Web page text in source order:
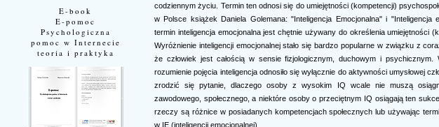
E-book
E-pomoc
Psychologiczna
pomoc w Internecie
teoria i praktyka
codziennym życiu. Termin ten odnosi się do umiejętności (kompetencji)
w Polsce książek Daniela Golemana: "Inteligencja Emocjonalna" i "Inteligencja
termin inteligencja emocjonalna jest chętnie używany do określenia umiejętności
Wyróżnienie inteligencji emocjonalnej stało się bardzo popularne w związku z
że człowiek jest całością w sensie fizjologicznym, duchowym i psychicznym.
rozumienie pojęcia inteligencja odnosiło się wyłącznie do aktywności umysłowej
zrodzić się pytanie, dlaczego osoby z wysokim IQ wcale nie muszą
zawodowego, społecznego, a niektóre osoby o przeciętnym IQ osiągają ten
rzeczy są różnice w posiadanych kompetencjach społecznych lub używając
w IE (inteligencji emocjonalnej)